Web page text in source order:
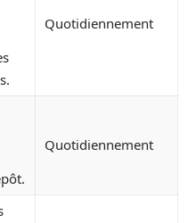
Quotidiennement
Quotidiennement